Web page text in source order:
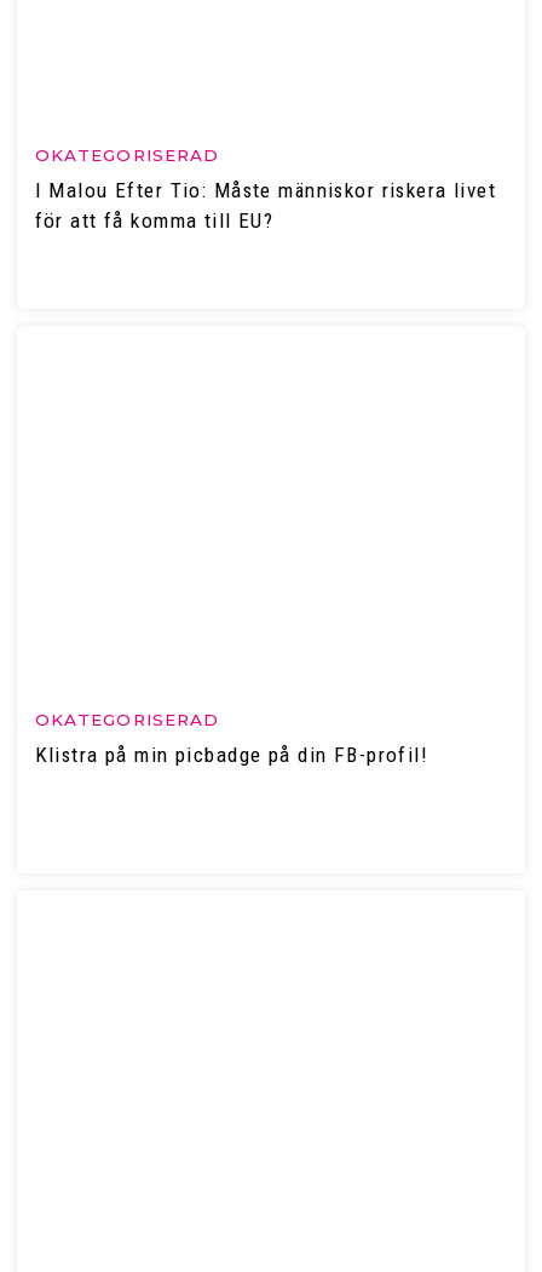
OKATEGORISERAD
I Malou Efter Tio: Måste människor riskera livet
för att få komma till EU?
OKATEGORISERAD
Klistra på min picbadge på din FB-profil!